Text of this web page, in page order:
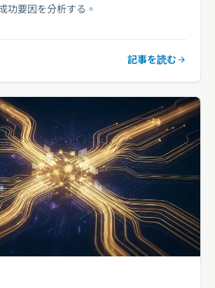
功要因を分析する。
記事を読む